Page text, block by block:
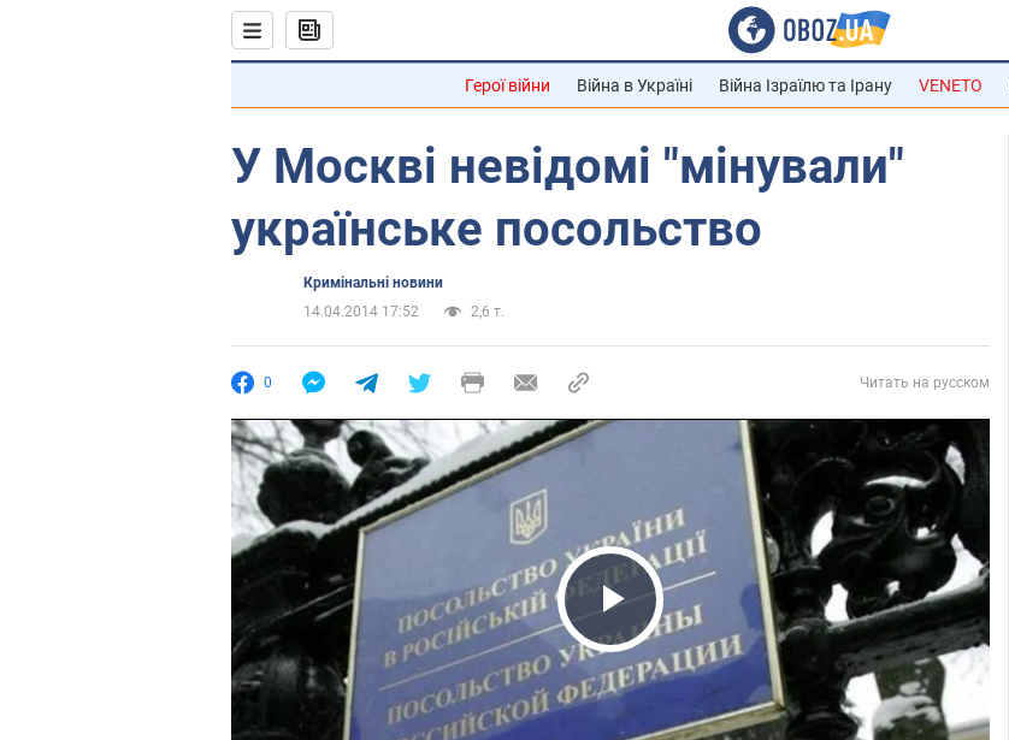
Герої війни Війна в Україні Війна Ізраїлю та Ірану VENETO
У Москві невідомі "мінували"
українське посольство
Кримінальні новини
14.04.2014 17:52
2,6 т.
0 Читать на русском
Play Video